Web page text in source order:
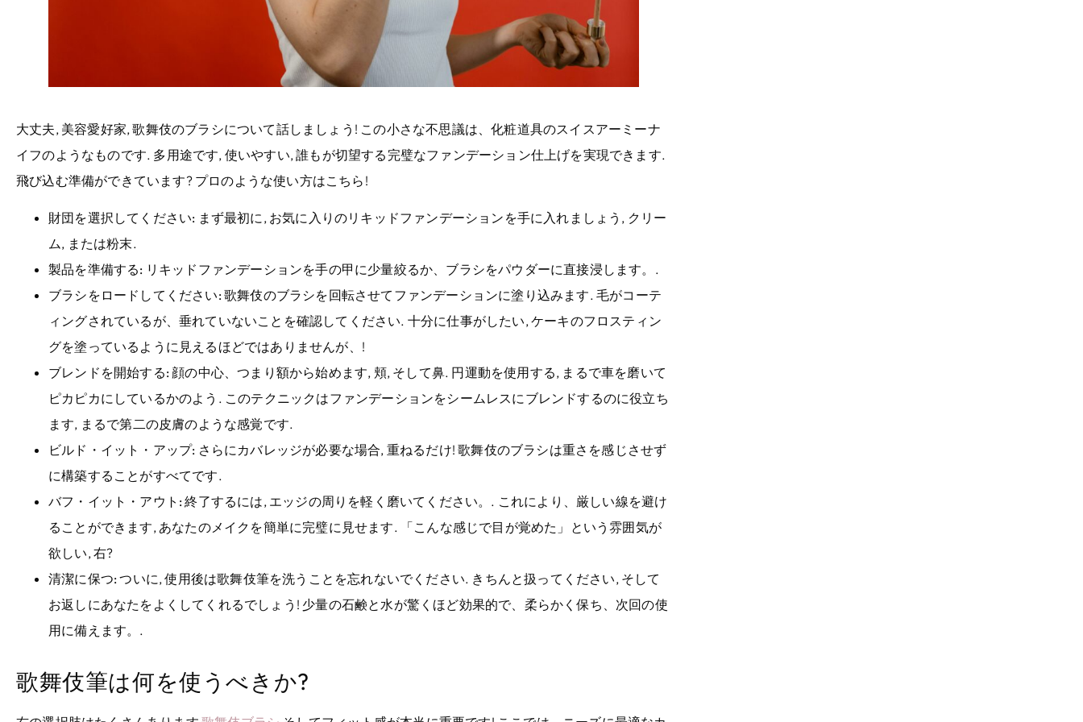
大丈夫, 美容愛好家, 歌舞伎のブラシについて話しましょう! この小さな不思議は、化粧道具のスイスアーミーナ
イフのようなものです. 多用途です, 使いやすい, 誰もが切望する完璧なファンデーション仕上げを実現できます.
飛び込む準備ができています? プロのような使い方はこちら!
財団を選択してください: まず最初に, お気に入りのリキッドファンデーションを手に入れましょう, クリー
ム, または粉末.
製品を準備する: リキッドファンデーションを手の甲に少量絞るか、ブラシをパウダーに直接浸します。.
ブラシをロードしてください:歌舞伎のブラシを回転させてファンデーションに塗り込みます. 毛がコーテ
ィングされているが、垂れていないことを確認してください. 十分に仕事がしたい, ケーキのフロスティン
グを塗っているように見えるほどではありませんが、!
ブレンドを開始する: 顔の中心、つまり額から始めます, 頬, そして鼻. 円運動を使用する, まるで車を磨いて
ピカピカにしているかのよう. このテクニックはファンデーションをシームレスにブレンドするのに役立ち
ます, まるで第二の皮膚のような感覚です.
ビルド・イット・アップ: さらにカバレッジが必要な場合, 重ねるだけ! 歌舞伎のブラシは重さを感じさせず
に構築することがすべてです.
バフ・イット・アウト:終了するには, エッジの周りを軽く磨いてください。. これにより、厳しい線を避け
ることができます, あなたのメイクを簡単に完璧に見せます. 「こんな感じで目が覚めた」という雰囲気が
欲しい, 右?
清潔に保つ:ついに, 使用後は歌舞伎筆を洗うことを忘れないでください. きちんと扱ってください, そして
お返しにあなたをよくしてくれるでしょう! 少量の石鹸と水が驚くほど効果的で、柔らかく保ち、次回の使
用に備えます。.
歌舞伎筆は何を使うべきか?